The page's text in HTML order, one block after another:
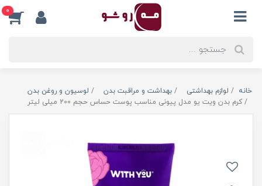
0
خانه لوازم بهداشتی بهداشت و مراقبت بدن
لوسیون و روغن بدن
کرم بدن ویت یو مدل پیونی مناسب پوست حساس حجم 200 میلی لیتر